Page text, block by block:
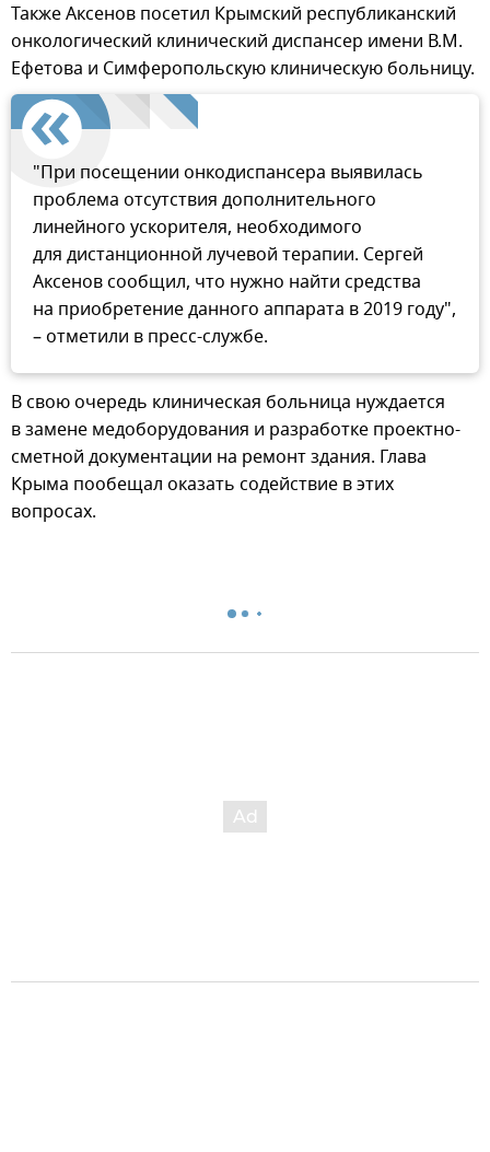
Также Аксенов посетил Крымский республиканский
онкологический клинический диспансер имени В.М.
Ефетова и Симферопольскую клиническую больницу.
"При посещении онкодиспансера выявилась
проблема отсутствия дополнительного
линейного ускорителя, необходимого
для дистанционной лучевой терапии. Сергей
Аксенов сообщил, что нужно найти средства
на приобретение данного аппарата в 2019 году",
– отметили в пресс-службе.
В свою очередь клиническая больница нуждается
в замене медоборудования и разработке проектно-
сметной документации на ремонт здания. Глава
Крыма пообещал оказать содействие в этих
вопросах.